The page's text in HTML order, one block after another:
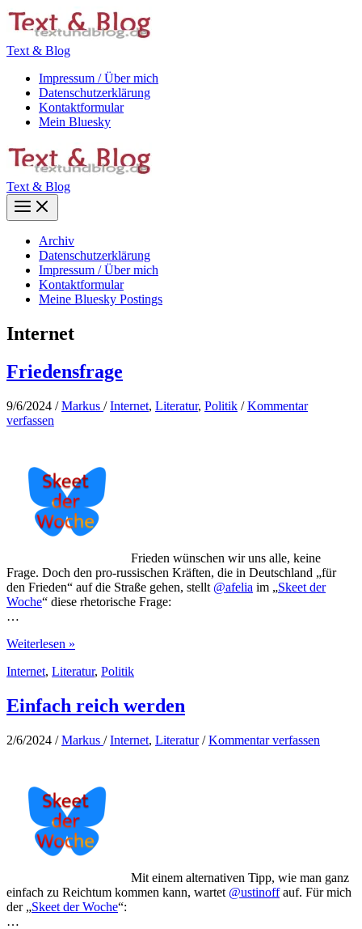
Zum
Inhalt
Text & Blog
Impressum / Über mich
Datenschutzerklärung
Kontaktformular
Mein Bluesky
Text & Blog
Main
Menu
Archiv
Datenschutzerklärung
Impressum / Über mich
Kontaktformular
Meine Bluesky Postings
Internet
Friedensfrage
9/6/2024 /Markus /Internet, Literatur, Politik /Kommentar
verfassen
Frieden wünschen wir uns alle, keine
Frage. Doch den pro-russischen Kräften, die in Deutschland „für
den Frieden“ auf die Straße gehen, stellt @afelia im „Skeet der
Woche“ diese rhetorische Frage:
…
Friedensfrage
Weiterlesen »
Internet, Literatur, Politik
Einfach reich werden
2/6/2024 /Markus /Internet, Literatur/Kommentar verfassen
Mit einem alternativen Tipp, wie man ganz
einfach zu Reichtum kommen kann, wartet @ustinoffauf. Für mich
der „Skeet der Woche“:
…